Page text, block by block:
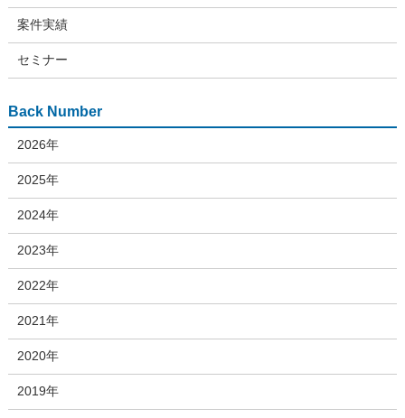
案件実績
セミナー
Back Number
2026年
2025年
2024年
2023年
2022年
2021年
2020年
2019年